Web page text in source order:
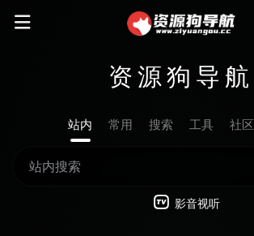
资源狗导航
站内 常用 搜索 工具 社区
影音视听